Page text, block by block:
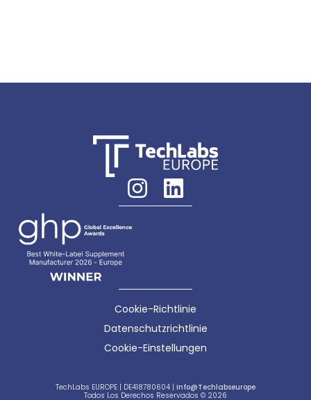
Cookie-Richtlinie
Datenschutzrichtlinie
Cookie-Einstellungen
TechLabs EUROPE | DE418780604 | Info@techlabseurope
Todos Los Derechos Reservados © 2026